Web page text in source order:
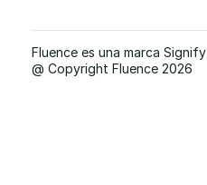
Fluence es una marca Signify
@ Copyright Fluence 2026